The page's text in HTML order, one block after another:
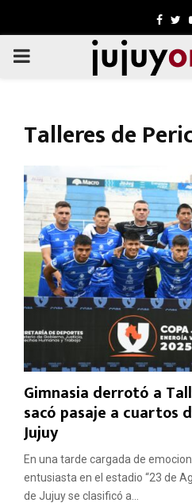
PRIMARY
Talleres de
Gimnasia derrotó a
sacó pasaje a cuartos
Jujuy
En una tarde cargada de
entusiasta en el estadio “23 de
de Jujuy se clasificó a...